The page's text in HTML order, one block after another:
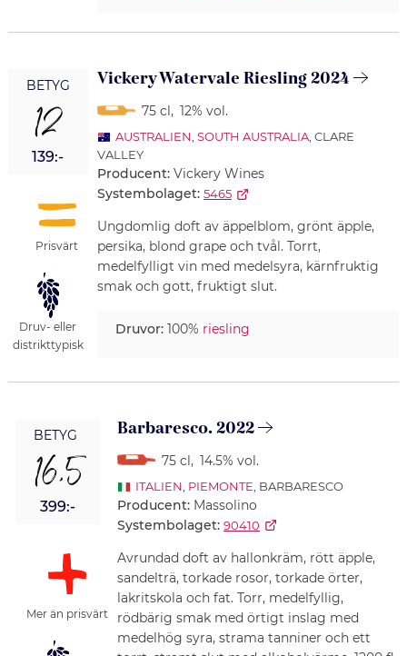
BETYG
12
139:-
Prisvärt
Druv- eller
distrikttypisk
Vickery Watervale Riesling 2024
75 cl , 12% vol.
AUSTRALIEN, SOUTH AUSTRALIA, CLARE
VALLEY
Producent: Vickery Wines
Systembolaget: 5465
Ungdomlig doft av äppelblom, grönt äpple,
persika, blond grape och tvål. Torrt,
medelfylligt vin med medelsyra, kärnfruktig
smak och gott, fruktigt slut.
Druvor:100% riesling
BETYG
16,5
399:-
Mer än prisvärt
Barbaresco. 2022
75 cl, 14.5% vol.
ITALIEN PIEMONTE , BARBARESCO
Producent: Massolino
Systembolaget: 90410
Avrundad doft av hallonkräm, rött äpple,
sandelträ, torkade rosor, torkade örter,
lakritskola och fat. Torr, medelfyllig,
rödbärig smak med örtigt inslag med
medelhög syra, strama tanniner och ett